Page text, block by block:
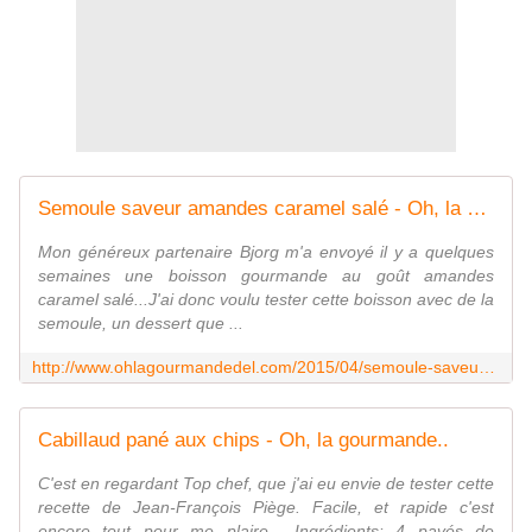
Semoule saveur amandes caramel salé - Oh, la gourmande..
Mon généreux partenaire Bjorg m'a envoyé il y a quelques
semaines une boisson gourmande au goût amandes
caramel salé...J'ai donc voulu tester cette boisson avec de la
semoule, un dessert que ...
Cabillaud pané aux chips - Oh, la gourmande..
C'est en regardant Top chef, que j'ai eu envie de tester cette
recette de Jean-François Piège. Facile, et rapide c'est